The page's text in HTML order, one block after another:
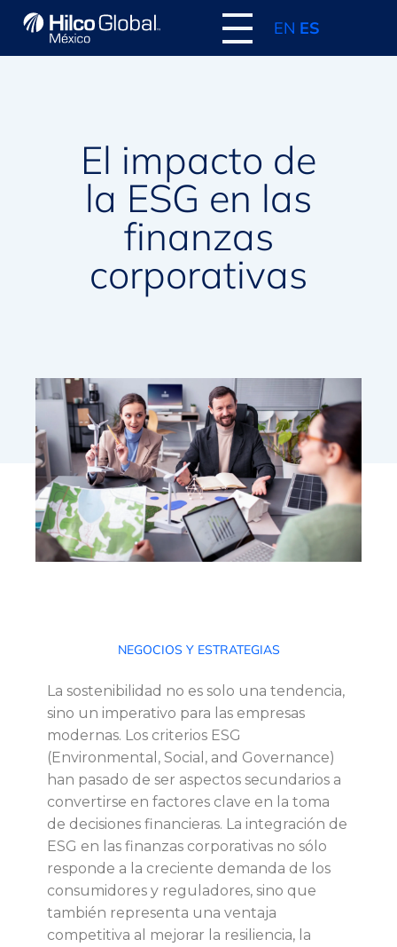
EN ES
El impacto de
la ESG en las
finanzas
corporativas
m
p
a
c
NEGOCIOS Y ESTRATEGIAS
La sostenibilidad no es solo una tendencia,
sino un imperativo para las empresas
modernas. Los criterios ESG
(Environmental, Social, and Governance)
han pasado de ser aspectos secundarios a
convertirse en factores clave en la toma
de decisiones financieras. La integración de
ESG en las finanzas corporativas no sólo
responde a la creciente demanda de los
consumidores y reguladores, sino que
también representa una ventaja
competitiva al mejorar la resiliencia, la